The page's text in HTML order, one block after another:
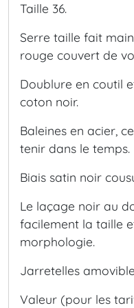
Taille 36.
Serre taille fait
rouge couvert de
Doublure en coutil
coton noir.
Baleines en acier,
tenir dans le temps.
Biais satin noir
Le laçage noir au
facilement la taille
morphologie.
Jarretelles
Valeur (pour les